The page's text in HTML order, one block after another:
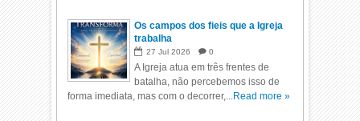
Os campos dos fieis que a Igreja
trabalha
27 Jul 2026 0
A Igreja atua em três frentes de
batalha, não percebemos isso de
forma imediata, mas com o decorrer,...Read more »